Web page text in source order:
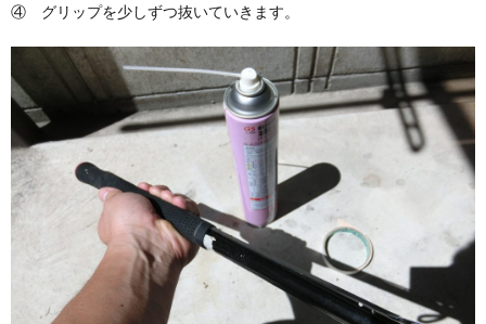
④ グリップを少しずつ抜いていきます。